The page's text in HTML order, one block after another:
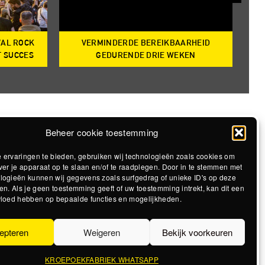
Beheer cookie toestemming
ervaringen te bieden, gebruiken wij technologieën zoals cookies om
je apparaat op te slaan en/of te raadplegen. Door in te stemmen met
kunnen wij gegevens zoals surfgedrag of unieke ID's op deze
Als je geen toestemming geeft of uw toestemming intrekt, kan dit een
hebben op bepaalde functies en mogelijkheden.
Weigeren Bekijk voorkeuren
KROEPOEKFABRIEK WHATSAPP
ROCK
SUCCES
VERMINDERDE BEREIKBAARHEID
GEDURENDE DRIE WEKEN